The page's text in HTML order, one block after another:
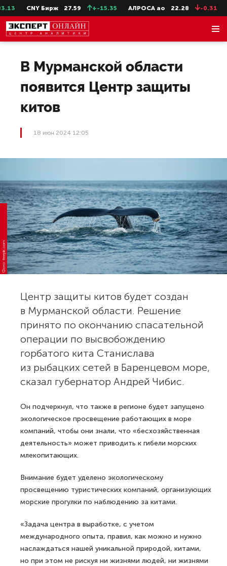
CNY Бирж 27.59 +-15.35 АЛРОСА ао 22.28 -0.31
В Мурманской области
появится Центр защиты
китов
18 июн 2024 12:05
Фото: freepik.com
Центр защиты китов будет создан
в Мурманской области. Решение
принято по окончанию спасательной
операции по высвобождению
горбатого кита Станислава
из рыбацких сетей в Баренцевом море,
сказал губернатор Андрей Чибис.
Он подчеркнул, что также в регионе будет запущено
экологическое просвещение работающих в море
компаний, чтобы они знали, что «бесхозяйственная
деятельность» может приводить к гибели морских
млекопитающих.
Внимание будет уделено экологическому
просвещению туристических компаний, организующих
морские прогулки по наблюдению за китами.
«Задача центра в выработке, с учетом
международного опыта, правил, как можно и нужно
наслаждаться нашей уникальной природой, китами,
но при этом не рискуя ни жизнями людей, ни жизнями